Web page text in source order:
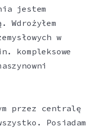
jestem
Wdrożyłem
w
kompleksowe
przez centralę
Posiadam